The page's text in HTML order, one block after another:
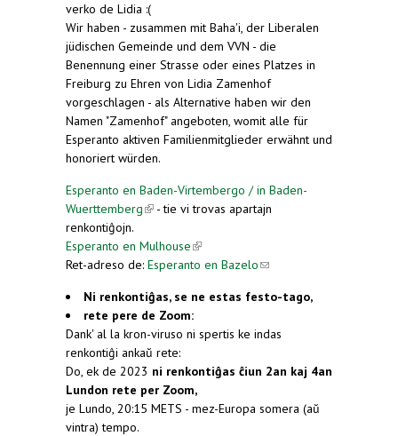
verko de Lidia :(
Wir haben - zusammen mit Baha'i, der Liberalen
jüdischen Gemeinde und dem VVN - die
Benennung einer Strasse oder eines Platzes in
Freiburg zu Ehren von Lidia Zamenhof
vorgeschlagen - als Alternative haben wir den
Namen "Zamenhof" angeboten, womit alle für
Esperanto aktiven Familienmitglieder erwähnt und
honoriert würden.
Esperanto en Baden-Virtembergo / in Baden-
Wuerttemberg(link is external)
- tie vi trovas apartajn
renkontiĝojn.
Esperanto en Mulhouse(link is external)
Ret-adreso de: Esperanto en Bazelo(link sends e-
Ni renkontiĝas, se ne estas festo-tago,
rete pere de Zoom:
Dank' al la kron-viruso ni spertis ke indas
renkontiĝi ankaŭ rete:
Do, ek de 2023 ni renkontiĝas ĉiun 2an kaj 4an
Lundon rete per Zoom,
je Lundo, 20:15 METS - mez-Europa somera (aŭ
vintra) tempo.